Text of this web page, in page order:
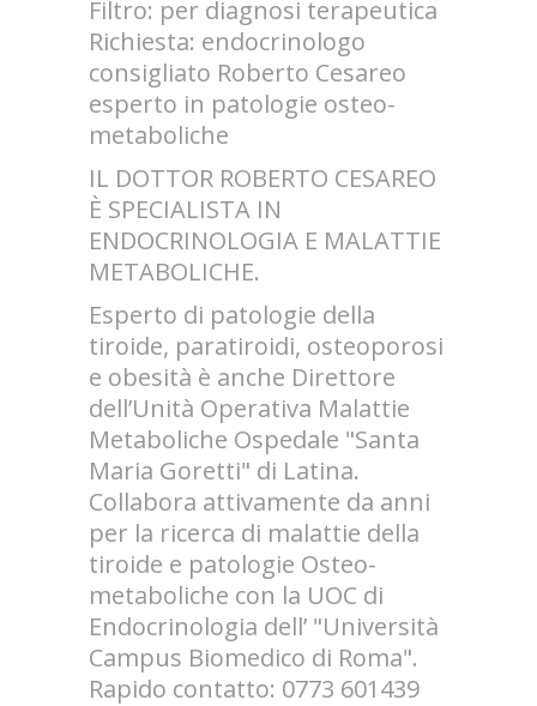
Filtro: per diagnosi terapeutica
Richiesta: endocrinologo
consigliato Roberto Cesareo
esperto in patologie osteo-
metaboliche
IL DOTTOR ROBERTO CESAREO
È SPECIALISTA IN
ENDOCRINOLOGIA E MALATTIE
METABOLICHE.
Esperto di patologie della
tiroide, paratiroidi, osteoporosi
e obesità è anche Direttore
dell’Unità Operativa Malattie
Metaboliche Ospedale "Santa
Maria Goretti" di Latina.
Collabora attivamente da anni
per la ricerca di malattie della
tiroide e patologie Osteo-
metaboliche con la UOC di
Endocrinologia dell’ "Università
Campus Biomedico di Roma".
Rapido contatto: 0773 601439